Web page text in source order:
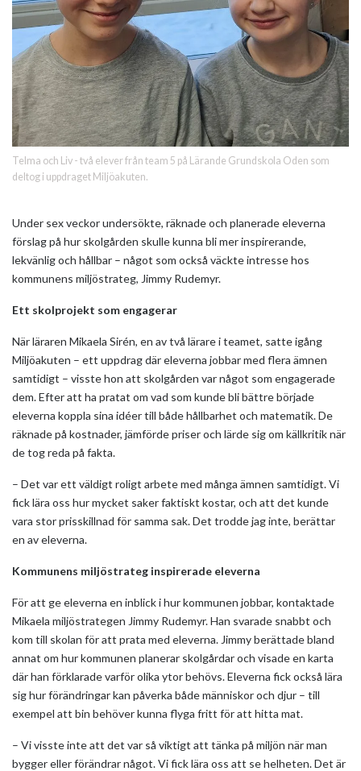
Telma och Liv - två elever från team 5 på Lärande Grundskola Oden som
deltog i uppdraget Miljöakuten.
Under sex veckor undersökte, räknade och planerade eleverna
förslag på hur skolgården skulle kunna bli mer inspirerande,
lekvänlig och hållbar – något som också väckte intresse hos
kommunens miljöstrateg, Jimmy Rudemyr.
Ett skolprojekt som engagerar
När läraren Mikaela Sirén, en av två lärare i teamet, satte igång
Miljöakuten – ett uppdrag där eleverna jobbar med flera ämnen
samtidigt – visste hon att skolgården var något som engagerade
dem. Efter att ha pratat om vad som kunde bli bättre började
eleverna koppla sina idéer till både hållbarhet och matematik. De
räknade på kostnader, jämförde priser och lärde sig om källkritik när
de tog reda på fakta.
– Det var ett väldigt roligt arbete med många ämnen samtidigt. Vi
fick lära oss hur mycket saker faktiskt kostar, och att det kunde
vara stor prisskillnad för samma sak. Det trodde jag inte, berättar
en av eleverna.
Kommunens miljöstrateg inspirerade eleverna
För att ge eleverna en inblick i hur kommunen jobbar, kontaktade
Mikaela miljöstrategen Jimmy Rudemyr. Han svarade snabbt och
kom till skolan för att prata med eleverna. Jimmy berättade bland
annat om hur kommunen planerar skolgårdar och visade en karta
där han förklarade varför olika ytor behövs. Eleverna fick också lära
sig hur förändringar kan påverka både människor och djur – till
exempel att bin behöver kunna flyga fritt för att hitta mat.
– Vi visste inte att det var så viktigt att tänka på miljön när man
bygger eller förändrar något. Vi fick lära oss att se helheten. Det är